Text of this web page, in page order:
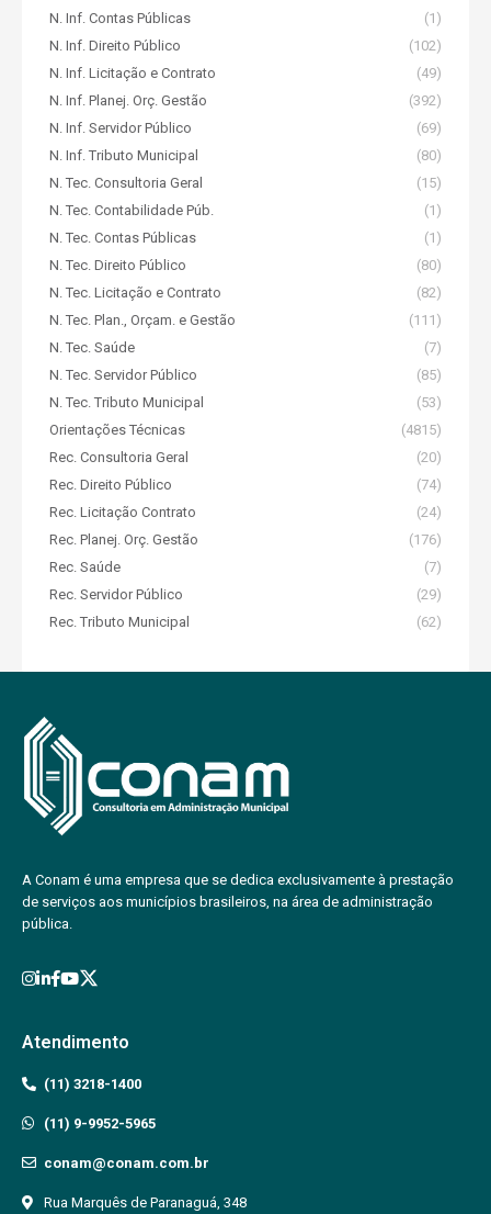
N. Inf. Contas Públicas
(1)
N. Inf. Direito Público
(102)
N. Inf. Licitação e Contrato
(49)
N. Inf. Planej. Orç. Gestão
(392)
N. Inf. Servidor Público
(69)
N. Inf. Tributo Municipal
(80)
N. Tec. Consultoria Geral
(15)
N. Tec. Contabilidade Púb.
(1)
N. Tec. Contas Públicas
(1)
N. Tec. Direito Público
(80)
N. Tec. Licitação e Contrato
(82)
N. Tec. Plan., Orçam. e Gestão
(111)
N. Tec. Saúde
(7)
N. Tec. Servidor Público
(85)
N. Tec. Tributo Municipal
(53)
Orientações Técnicas
(4815)
Rec. Consultoria Geral
(20)
Rec. Direito Público
(74)
Rec. Licitação Contrato
(24)
Rec. Planej. Orç. Gestão
(176)
Rec. Saúde
(7)
Rec. Servidor Público
(29)
Rec. Tributo Municipal
(62)
A Conam é uma empresa que se dedica exclusivamente à prestação
de serviços aos municípios brasileiros, na área de administração
pública.
Atendimento
(11) 3218-1400
(11) 9-9952-5965
conam@conam.com.br
Rua Marquês de Paranaguá, 348